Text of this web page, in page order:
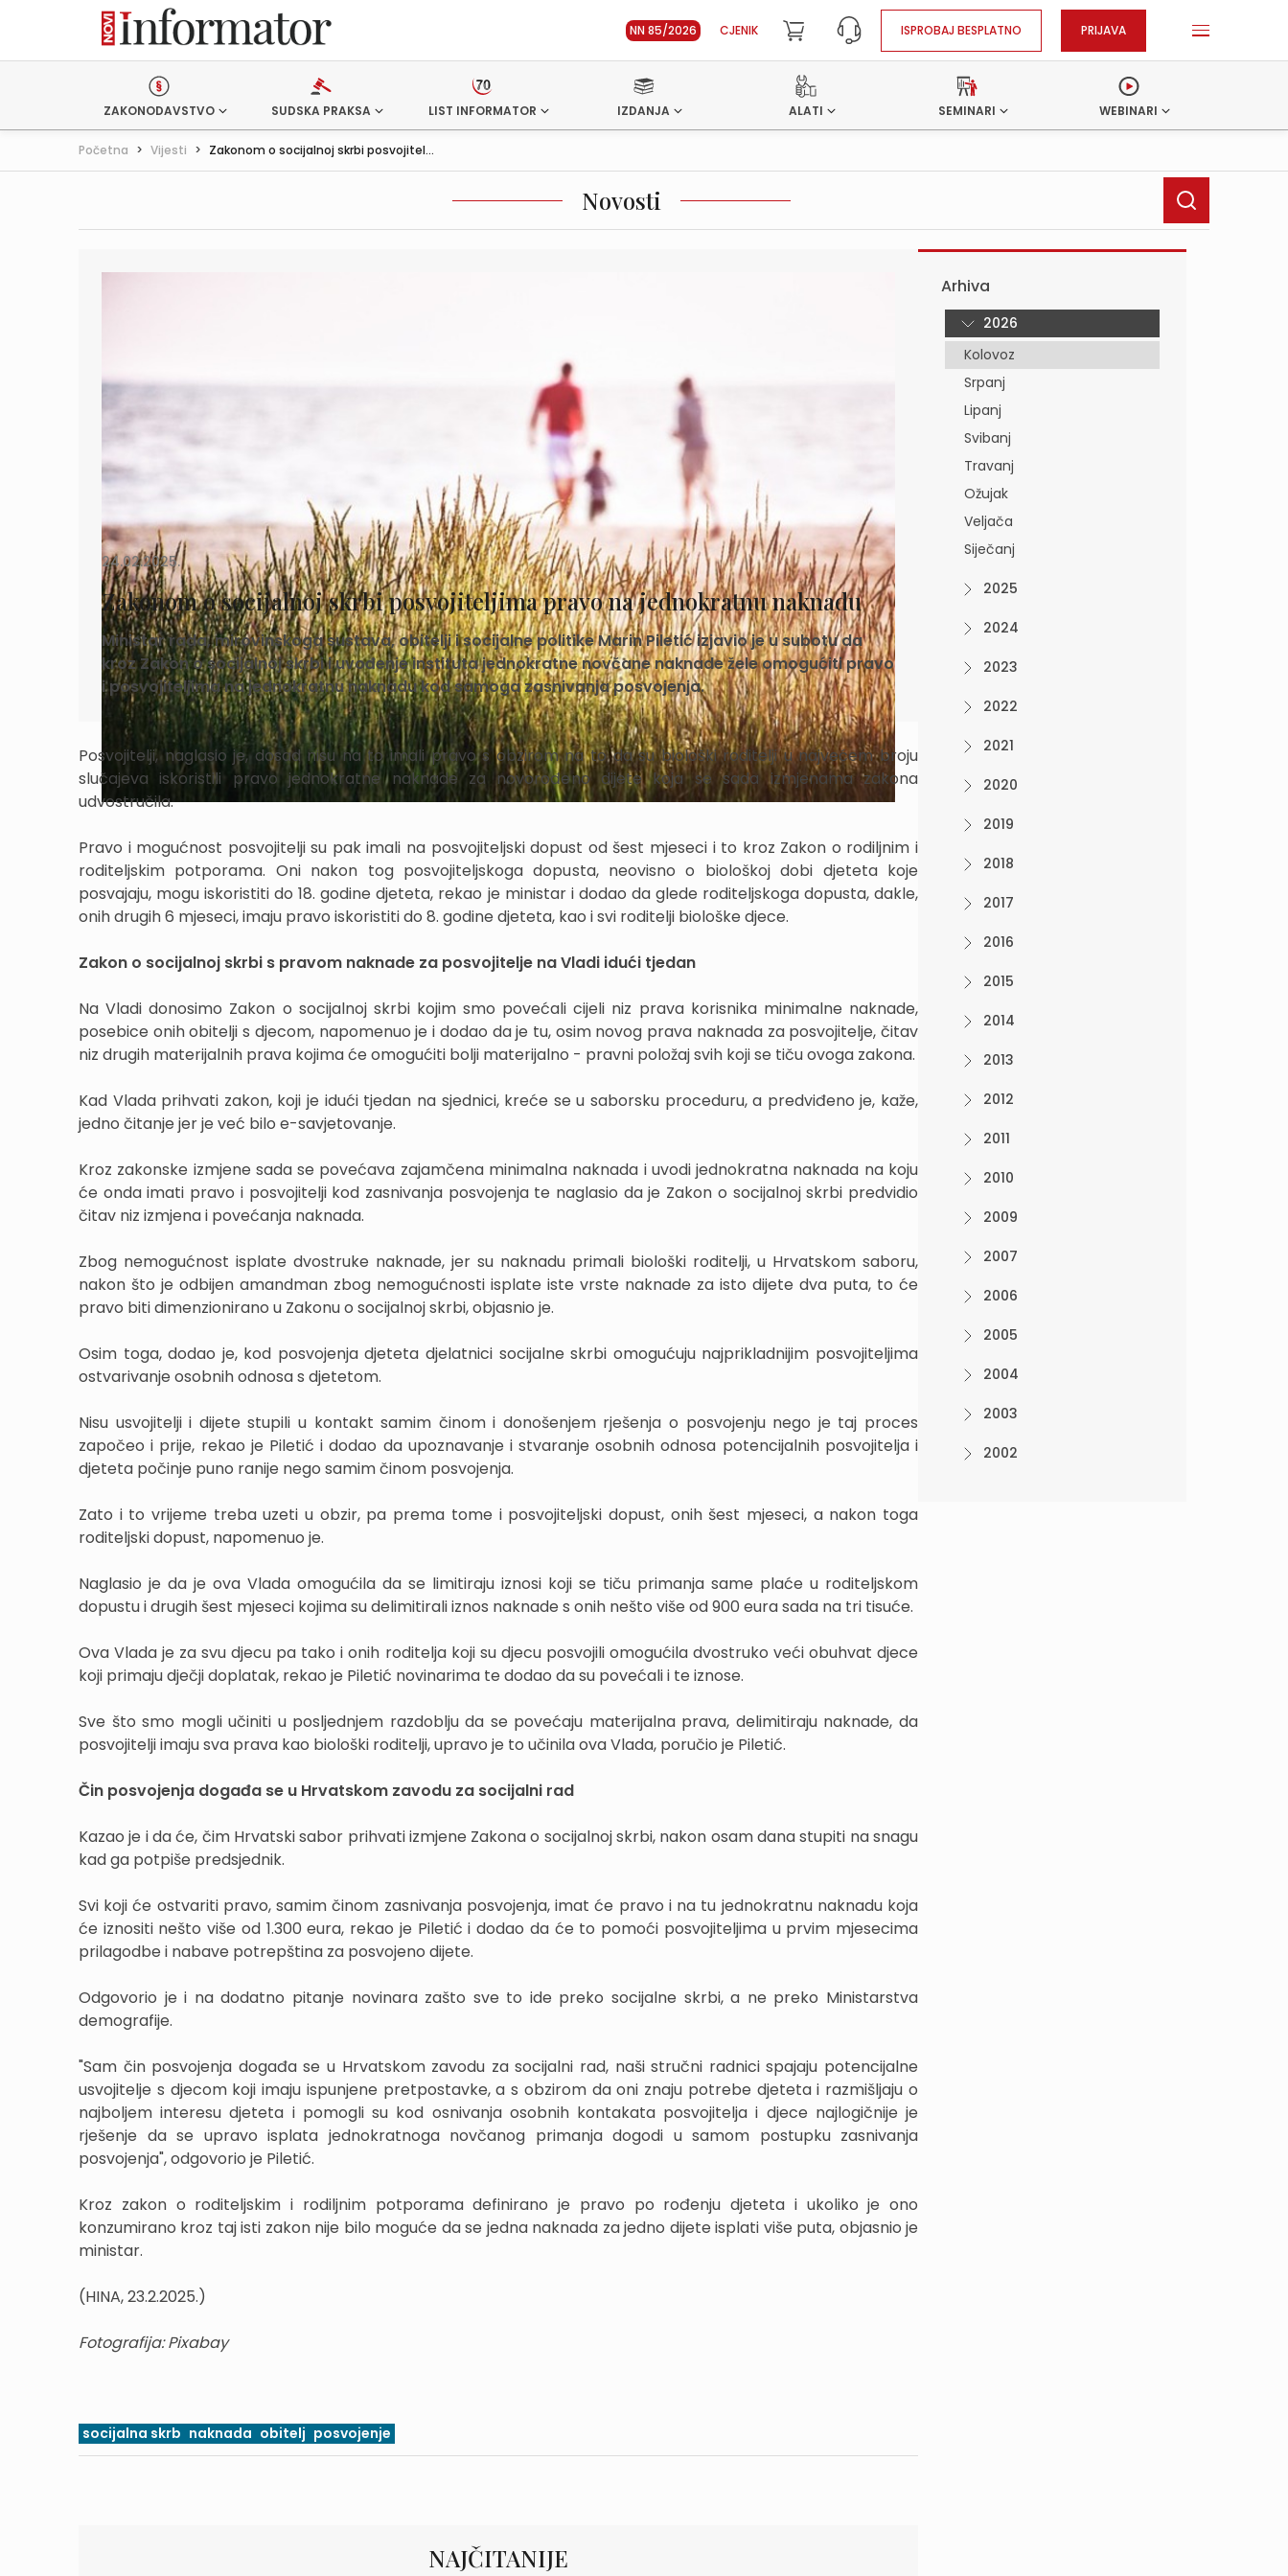
NN 85/2026 CJENIK ISPROBAJ BESPLATNO PRIJAVA
ZAKONODAVSTVO SUDSKA PRAKSA LIST INFORMATOR IZDANJA ALATI SEMINARI WEBINARI
Početna > Vijesti > Zakonom o socijalnoj skrbi posvojitel...
Novosti
24.02.2025.
Zakonom o socijalnoj skrbi posvojiteljima pravo na jednokratnu naknadu
Ministar rada, mirovinskoga sustava, obitelji i socijalne politike Marin Piletić izjavio je u subotu da
kroz Zakon o socijalnoj skrbi i uvođenje instituta jednokratne novčane naknade žele omogućiti pravo
i posvojiteljima na jednokratnu naknadu kod samoga zasnivanja posvojenja.
Posvojitelji, naglasio je, dosad nisu na to imali pravo s obzirom na to da su biološki roditelji u najvećem broju
slučajeva iskoristili pravo jednokratne naknade za novorođeno dijete koja se sada izmjenama zakona
udvostručila.
Pravo i mogućnost posvojitelji su pak imali na posvojiteljski dopust od šest mjeseci i to kroz Zakon o rodiljnim i
roditeljskim potporama. Oni nakon tog posvojiteljskoga dopusta, neovisno o biološkoj dobi djeteta koje
posvajaju, mogu iskoristiti do 18. godine djeteta, rekao je ministar i dodao da glede roditeljskoga dopusta, dakle,
onih drugih 6 mjeseci, imaju pravo iskoristiti do 8. godine djeteta, kao i svi roditelji biološke djece.
Zakon o socijalnoj skrbi s pravom naknade za posvojitelje na Vladi idući tjedan
Na Vladi donosimo Zakon o socijalnoj skrbi kojim smo povećali cijeli niz prava korisnika minimalne naknade,
posebice onih obitelji s djecom, napomenuo je i dodao da je tu, osim novog prava naknada za posvojitelje, čitav
niz drugih materijalnih prava kojima će omogućiti bolji materijalno - pravni položaj svih koji se tiču ovoga zakona.
Kad Vlada prihvati zakon, koji je idući tjedan na sjednici, kreće se u saborsku proceduru, a predviđeno je, kaže,
jedno čitanje jer je već bilo e-savjetovanje.
Kroz zakonske izmjene sada se povećava zajamčena minimalna naknada i uvodi jednokratna naknada na koju
će onda imati pravo i posvojitelji kod zasnivanja posvojenja te naglasio da je Zakon o socijalnoj skrbi predvidio
čitav niz izmjena i povećanja naknada.
Zbog nemogućnost isplate dvostruke naknade, jer su naknadu primali biološki roditelji, u Hrvatskom saboru,
nakon što je odbijen amandman zbog nemogućnosti isplate iste vrste naknade za isto dijete dva puta, to će
pravo biti dimenzionirano u Zakonu o socijalnoj skrbi, objasnio je.
Osim toga, dodao je, kod posvojenja djeteta djelatnici socijalne skrbi omogućuju najprikladnijim posvojiteljima
ostvarivanje osobnih odnosa s djetetom.
Nisu usvojitelji i dijete stupili u kontakt samim činom i donošenjem rješenja o posvojenju nego je taj proces
započeo i prije, rekao je Piletić i dodao da upoznavanje i stvaranje osobnih odnosa potencijalnih posvojitelja i
djeteta počinje puno ranije nego samim činom posvojenja.
Zato i to vrijeme treba uzeti u obzir, pa prema tome i posvojiteljski dopust, onih šest mjeseci, a nakon toga
roditeljski dopust, napomenuo je.
Naglasio je da je ova Vlada omogućila da se limitiraju iznosi koji se tiču primanja same plaće u roditeljskom
dopustu i drugih šest mjeseci kojima su delimitirali iznos naknade s onih nešto više od 900 eura sada na tri tisuće.
Ova Vlada je za svu djecu pa tako i onih roditelja koji su djecu posvojili omogućila dvostruko veći obuhvat djece
koji primaju dječji doplatak, rekao je Piletić novinarima te dodao da su povećali i te iznose.
Sve što smo mogli učiniti u posljednjem razdoblju da se povećaju materijalna prava, delimitiraju naknade, da
posvojitelji imaju sva prava kao biološki roditelji, upravo je to učinila ova Vlada, poručio je Piletić.
Čin posvojenja događa se u Hrvatskom zavodu za socijalni rad
Kazao je i da će, čim Hrvatski sabor prihvati izmjene Zakona o socijalnoj skrbi, nakon osam dana stupiti na snagu
kad ga potpiše predsjednik.
Svi koji će ostvariti pravo, samim činom zasnivanja posvojenja, imat će pravo i na tu jednokratnu naknadu koja
će iznositi nešto više od 1.300 eura, rekao je Piletić i dodao da će to pomoći posvojiteljima u prvim mjesecima
prilagodbe i nabave potrepština za posvojeno dijete.
Odgovorio je i na dodatno pitanje novinara zašto sve to ide preko socijalne skrbi, a ne preko Ministarstva
demografije.
"Sam čin posvojenja događa se u Hrvatskom zavodu za socijalni rad, naši stručni radnici spajaju potencijalne
usvojitelje s djecom koji imaju ispunjene pretpostavke, a s obzirom da oni znaju potrebe djeteta i razmišljaju o
najboljem interesu djeteta i pomogli su kod osnivanja osobnih kontakata posvojitelja i djece najlogičnije je
rješenje da se upravo isplata jednokratnoga novčanog primanja dogodi u samom postupku zasnivanja
posvojenja", odgovorio je Piletić.
Kroz zakon o roditeljskim i rodiljnim potporama definirano je pravo po rođenju djeteta i ukoliko je ono
konzumirano kroz taj isti zakon nije bilo moguće da se jedna naknada za jedno dijete isplati više puta, objasnio je
ministar.
(HINA, 23.2.2025.)
Fotografija: Pixabay
socijalna skrb naknada obitelj posvojenje
NAJČITANIJE
Arhiva
2026
Kolovoz
Srpanj
Lipanj
Svibanj
Travanj
Ožujak
Veljača
Siječanj
2025
2024
2023
2022
2021
2020
2019
2018
2017
2016
2015
2014
2013
2012
2011
2010
2009
2007
2006
2005
2004
2003
2002